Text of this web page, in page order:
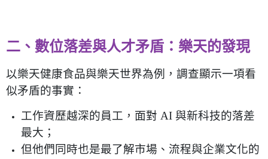
二、數位落差與人才矛盾：樂天的發現
以樂天健康食品與樂天世界為例，調查顯示一項看
似矛盾的事實：
工作資歷越深的員工，面對 AI 與新科技的落差
最大；
但他們同時也是最了解市場、流程與企業文化的